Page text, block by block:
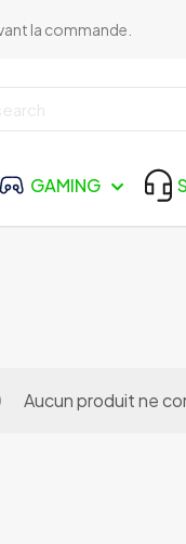
la commande.
GAMING
Aucun produit ne